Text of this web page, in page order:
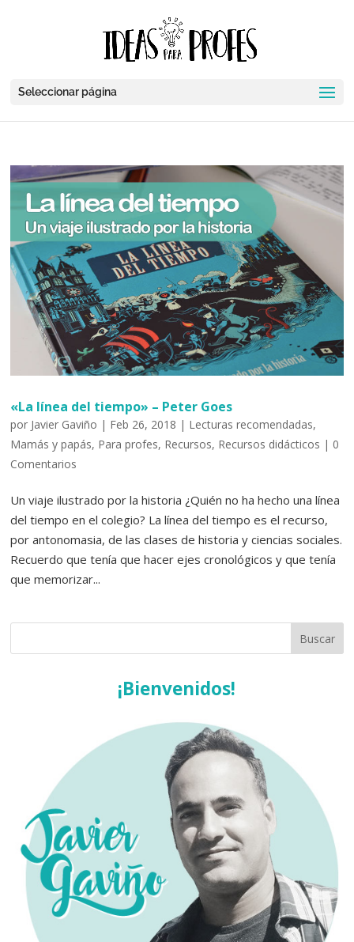
Seleccionar página
«La línea del tiempo» – Peter Goes
por Javier Gaviño | Feb 26, 2018 | Lecturas recomendadas,
Mamás y papás, Para profes, Recursos, Recursos didácticos | 0
Comentarios
Un viaje ilustrado por la historia ¿Quién no ha hecho una línea
del tiempo en el colegio? La línea del tiempo es el recurso,
por antonomasia, de las clases de historia y ciencias sociales.
Recuerdo que tenía que hacer ejes cronológicos y que tenía
que memorizar...
¡Bienvenidos!